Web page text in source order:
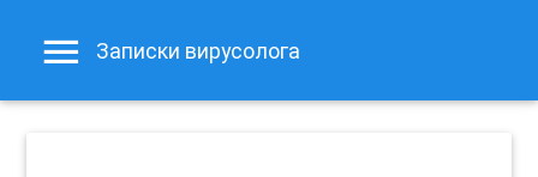
Записки вирусолога